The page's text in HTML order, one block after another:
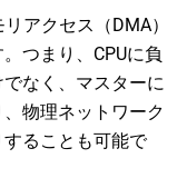
アクセス（DMA）
つまり、CPUに負
なく、マスターに
物理ネットワーク
ることも可能で